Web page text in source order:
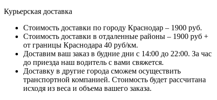
Курьерская доставка
Стоимость доставки по городу Краснодар – 1900 руб.
Стоимость доставки в отдаленные районы – 1900 руб +
от границы Краснодара 40 руб/км.
Доставим ваш заказ в будние дни с 14:00 до 22:00. За час
до приезда наш водитель с вами свяжется.
Доставку в другие города сможем осуществить
транспортной компанией. Стоимость будет рассчитана
исходя из веса и объема вашего заказа.